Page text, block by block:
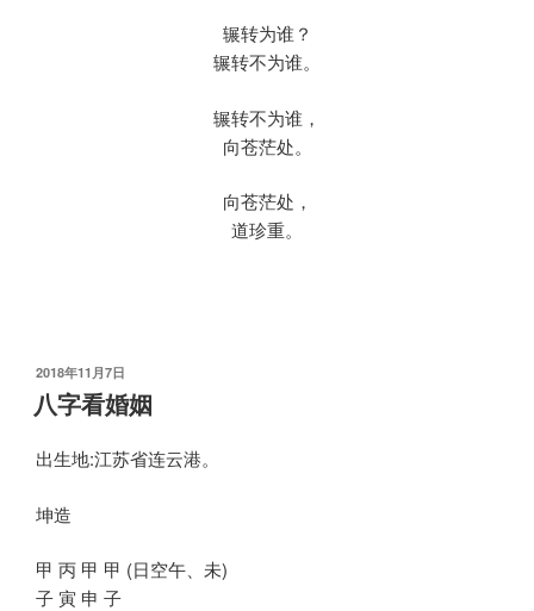
辗转为谁？
辗转不为谁。
辗转不为谁，
向苍茫处。
向苍茫处，
道珍重。
发
布
于
2018年11月7日
八字看婚姻
出生地:江苏省连云港。
坤造
甲 丙 甲 甲 (日空午、未)
子 寅 申 子